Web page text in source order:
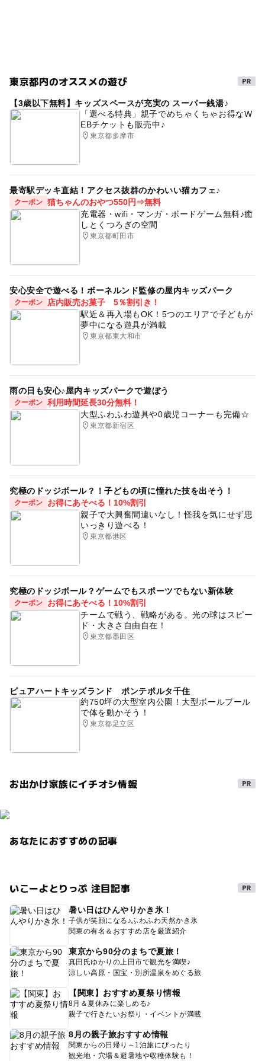
国分寺 作品 アート教室 こども
美術 日本画 屋内遊び場 大人 アニメーション
デッサン クラフト 雨の日おでかけ 国立
屋内施設 ワークショップ
東京都内のオススメの遊び
【3歳以下無料】キッズスペースが充実の スーパー銭湯♪
「選べる特典」親子でめちゃくちゃお得なW
EBチケットも販売中♪
東京都多摩市
最寄駅デッキ直結！アクセス抜群のかわいい猫カフェ♪
クーポン 猫ちゃんのおやつ550円⇒無料
充電器・wifi・マンガ・ボードゲーム無料♪癒
しとくつろぎの空間
東京都町田市
安心安全で遊べる！ボーネルンド監修の屋内キッズパーク
クーポン
店内販売お菓子 5％割引き！
駅近＆再入場もOK！5つのエリアで子どもが
夢中になる遊具が満載
東京都東大和市
雨の日も安心♪屋内キッズパークで遊ぼう
クーポン 利用時間延長30分無料！
大型ふわふわ遊具や0歳児コーナーも完備☆
東京都新宿区
究極のドッジボール？！子どもの頃に憧れた技を出そう！
クーポン
お得にあそべる！10%割引
親子で大興奮間違いなし！怪我を気にせず思
いっきり遊べる！
東京都港区
究極のドッジボール？ゲームでもスポーツでもない新体験
クーポン
お得にあそべる！10%割引
チームで戦う、戦略がある。光の球はスピー
ド・大きさ自由自在！
東京都墨田区
ピュアハートキッズランド ポンテポルタ千住
約750坪の大型室内公園！大型ボールプール
で体を動かそう！
東京都足立区
お出かけ家族にイチオシ情報
あなたにおすすめの記事
いこーよとりっぷ 注目記事
暑い日はひんやりかき氷！
子供が笑顔になる♪ふわふわ天然かき氷
関東の有名＆おすすめ店を厳選紹介
東京から90分のまちで夏旅！
真田氏ゆかりの上田市で観光を満喫♪
涼しい高原・国宝・別所温泉をめぐる旅
【関東】おすすめ夏祭り情報
8月＆夏休みに楽しめる♪
親子で行きたいお祭り・イベントが満載
8月の親子旅おすすめ情報
関東からの日帰り～1泊旅にぴったり
観光地・穴場＆避暑地や収穫体験も！